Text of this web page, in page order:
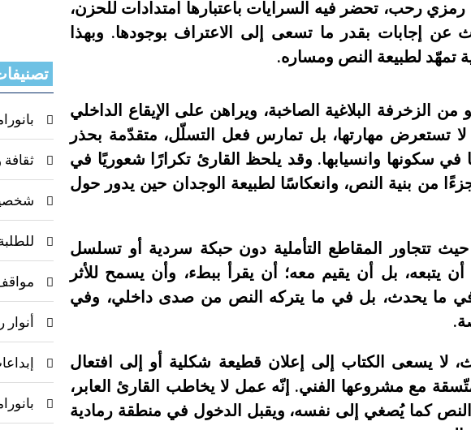
رمزي رحب، تحضر فيه السرايات باعتبارها امتدادات للحزن،
عن إجابات بقدر ما تسعى إلى الاعتراف بوجودها. وبهذا
تمهّد لطبيعة النص ومساره.
الزخرفة البلاغية الصاخبة، ويراهن على الإيقاع الداخلي
لا تستعرض مهارتها، بل تمارس فعل التسلّل، متقدّمة بحذر
سكونها وانسيابها. وقد يلحظ القارئ تكرارًا شعوريًا في
من بنية النص، وانعكاسًا لطبيعة الوجدان حين يدور حول
تتجاور المقاطع التأملية دون حبكة سردية أو تسلسل
بل أن يقيم معه؛ أن يقرأ ببطء، وأن يسمح للأثر
في ما يحدث، بل في ما يتركه النص من صدى داخلي، وفي
لا يسعى الكتاب إلى إعلان قطيعة شكلية أو إلى افتعال
مع مشروعها الفني. إنّه عمل لا يخاطب القارئ العابر،
كما يُصغي إلى نفسه، ويقبل الدخول في منطقة رمادية
ثقافة
أنوار